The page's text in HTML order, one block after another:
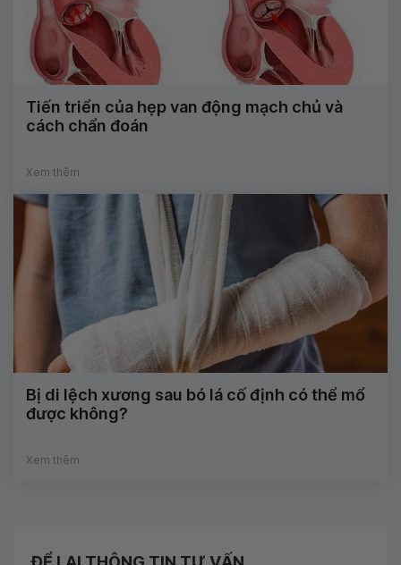
Tiến triển của hẹp van động mạch chủ và
cách chẩn đoán
Xem thêm
Bị di lệch xương sau bó lá cố định có thể mổ
được không?
Xem thêm